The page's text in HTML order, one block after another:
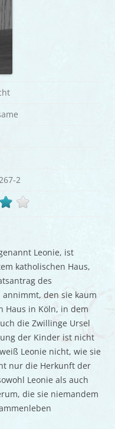
2
Leonie, ist
katholischen Haus,
des
annimmt, den sie kaum
Haus in Köln, in dem
die Zwillinge Ursel
der Kinder ist nicht
Leonie nicht, wie sie
nur die Herkunft der
Leonie als auch
die sie niemandem